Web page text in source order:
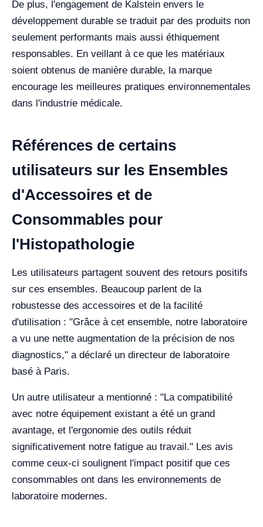
De plus, l'engagement de Kalstein envers le
développement durable se traduit par des produits non
seulement performants mais aussi éthiquement
responsables. En veillant à ce que les matériaux
soient obtenus de manière durable, la marque
encourage les meilleures pratiques environnementales
dans l'industrie médicale.
Références de certains
utilisateurs sur les Ensembles
d'Accessoires et de
Consommables pour
l'Histopathologie
Les utilisateurs partagent souvent des retours positifs
sur ces ensembles. Beaucoup parlent de la
robustesse des accessoires et de la facilité
d'utilisation : "Grâce à cet ensemble, notre laboratoire
a vu une nette augmentation de la précision de nos
diagnostics," a déclaré un directeur de laboratoire
basé à Paris.
Un autre utilisateur a mentionné : "La compatibilité
avec notre équipement existant a été un grand
avantage, et l'ergonomie des outils réduit
significativement notre fatigue au travail." Les avis
comme ceux-ci soulignent l'impact positif que ces
consommables ont dans les environnements de
laboratoire modernes.